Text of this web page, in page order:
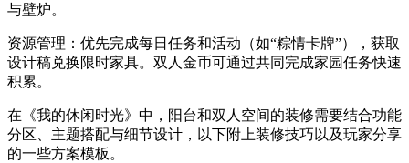
与壁炉。
资源管理：优先完成每日任务和活动（如“粽情卡牌”），获取
设计稿兑换限时家具。双人金币可通过共同完成家园任务快速
积累。
在《我的休闲时光》中，阳台和双人空间的装修需要结合功能
分区、主题搭配与细节设计，以下附上装修技巧以及玩家分享
的一些方案模板。